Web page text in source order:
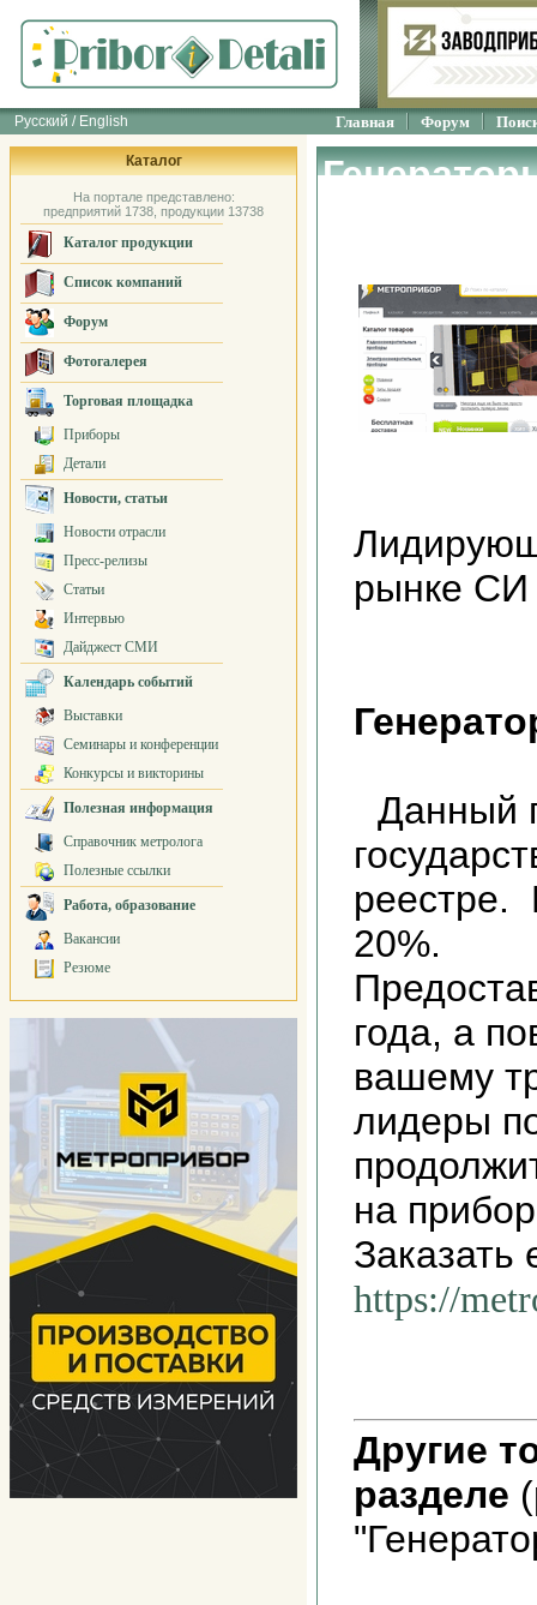
Русский / English Главная Форум
Каталог
На портале представлено:
предприятий 1738, продукции 13738
Каталог продукции
Список компаний
Форум
Фотогалерея
Торговая площадка
Приборы
Детали
Новости, статьи
Новости отрасли
Пресс-релизы
Статьи
Интервью
Дайджест СМИ
Календарь событий
Выставки
Семинары и конференции
Конкурсы и викторины
Полезная информация
Справочник метролога
Полезные ссылки
Работа, образование
Вакансии
Резюме
рынке СИ
Данный
реестре.
20%.
года, а
вашему
лидеры
на
Заказать
https://
Другие
разделе